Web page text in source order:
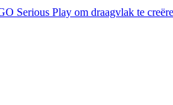
Serious Play om draagvlak te